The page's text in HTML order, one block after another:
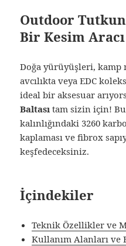
Outdoor
Bir Kesim
Doğa yürüyüşleri, kamp
avcılıkta veya EDC
ideal bir aksesuar
Baltası tam sizin için! Bu
kalınlığındaki 3260
kaplaması ve fibrox
keşfedeceksiniz.
İçindekiler
Teknik Özellikler ve
Kullanım Alanları ve